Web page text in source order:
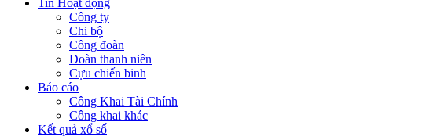
Tin Hoạt động
Công ty
Chi bộ
Công đoàn
Đoàn thanh niên
Cựu chiến binh
Báo cáo
Công Khai Tài Chính
Công khai khác
Kết quả xổ số